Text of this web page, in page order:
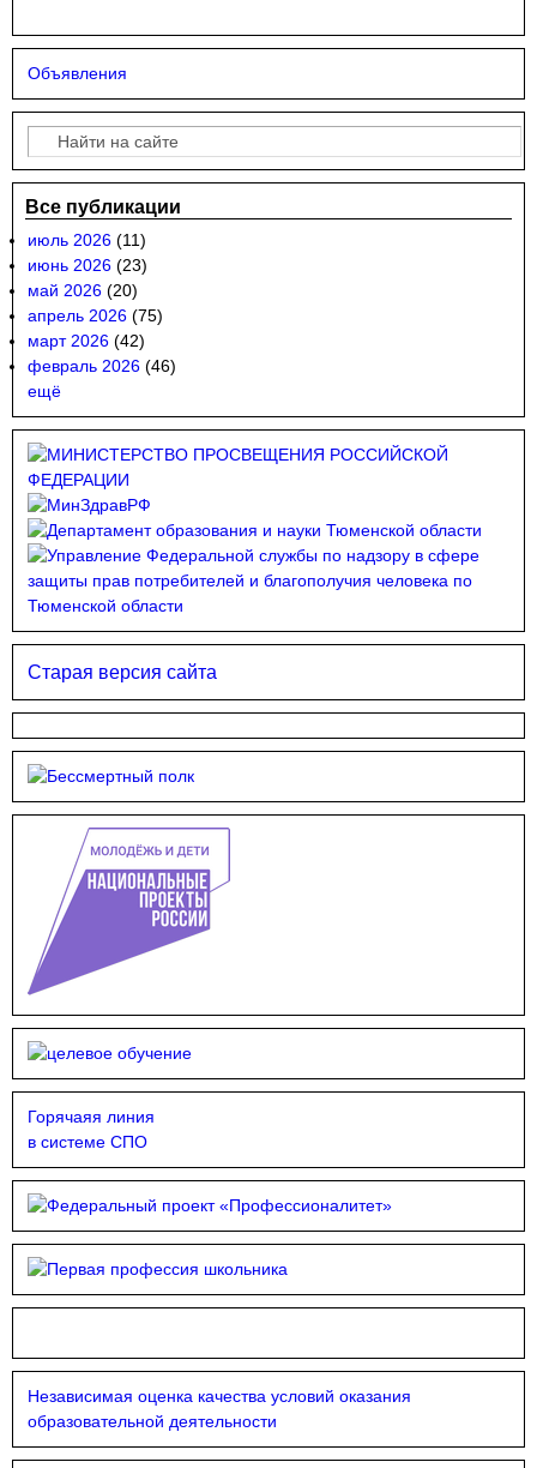
Объявления
Форма поиска
Поиск
Все публикации
июль 2026 (11)
июнь 2026 (23)
май 2026 (20)
апрель 2026 (75)
март 2026 (42)
февраль 2026 (46)
ещё
Старая версия сайта
Горячаяя линия
в системе СПО
Независимая оценка качества условий оказания
образовательной деятельности